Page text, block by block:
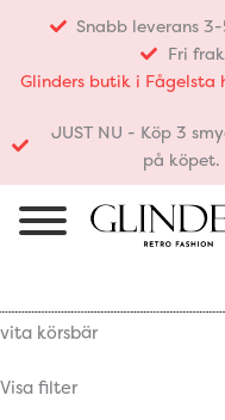
innehåll
Snabb leverans
Fri
Glinders butik i Fågelsta
JUST NU - Köp 3
på köpet.
vita körsbär
Visa filter